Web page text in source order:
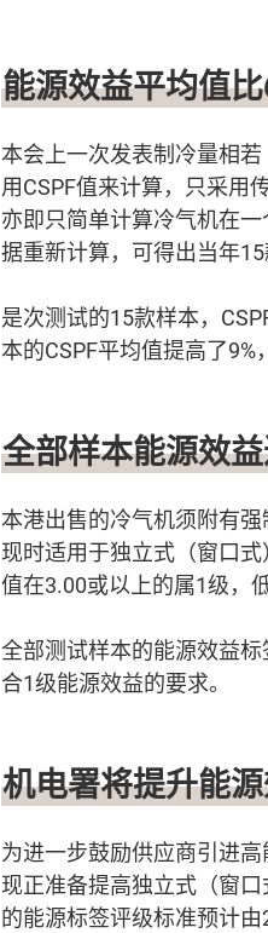
能源效益平均值
本会上一次发表制冷量相
用CSPF值来计算，只采用
亦即只简单计算冷气机在
据重新计算，可得出当年
是次测试的15款样本，
本的CSPF平均值提高了
全部样本能源效
本港出售的冷气机须附有
现时适用于独立式（窗口
值在3.00或以上的属1级，
全部测试样本的能源效益
合1级能源效益的要求。
机电署将提升能
为进一步鼓励供应商引进
现正准备提高独立式（窗
的能源标签评级标准预计